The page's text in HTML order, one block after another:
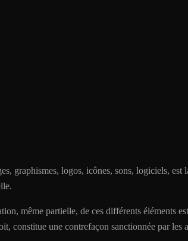
graphismes, logos, icônes, sons, logiciels,
même partielle, de ces différents éléments
une contrefaçon sanctionnée par les